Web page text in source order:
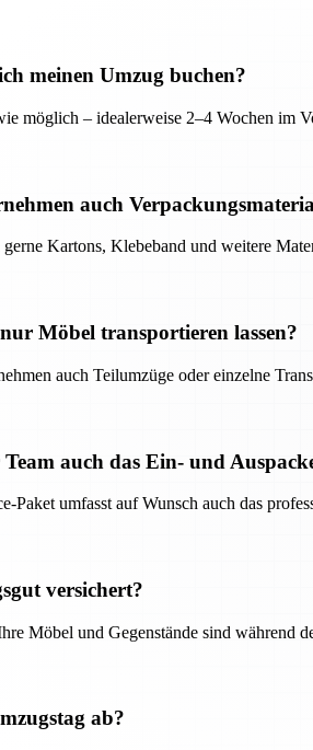
meinen Umzug buchen?
möglich – idealerweise 2–4 Wochen im
auch
Kartons, Klebeband und weitere
Möbel transportieren lassen?
auch Teilumzüge oder einzelne
auch das Ein- und
Paket umfasst auf Wunsch auch das
versichert?
Möbel und Gegenstände sind während
ab?